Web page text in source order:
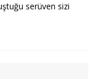
serüven sizi